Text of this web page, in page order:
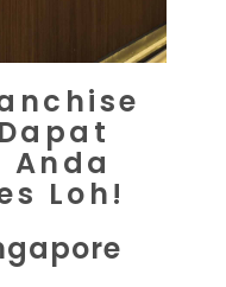
Anda
Loh!